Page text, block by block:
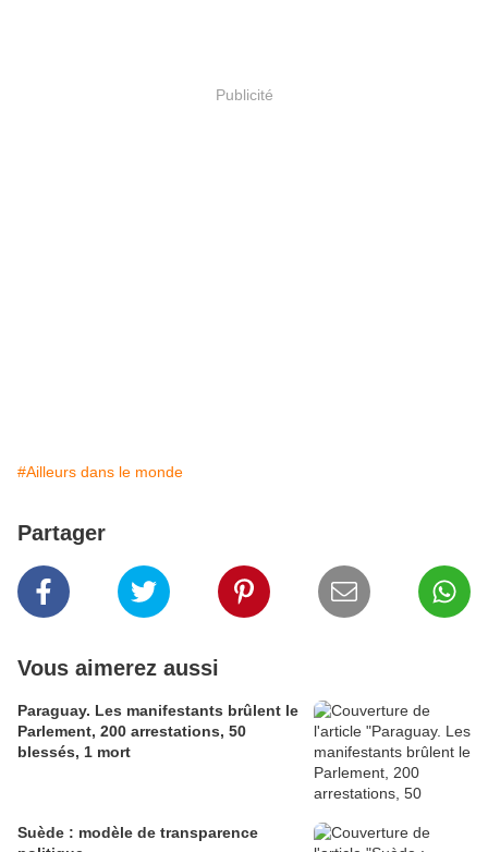
Publicité
#Ailleurs dans le monde
Partager
Vous aimerez aussi
Paraguay. Les manifestants brûlent le
Parlement, 200 arrestations, 50
blessés, 1 mort
Suède : modèle de transparence